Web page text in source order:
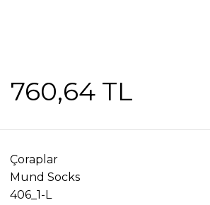
760,64 TL
Çoraplar
Mund Socks
406_1-L